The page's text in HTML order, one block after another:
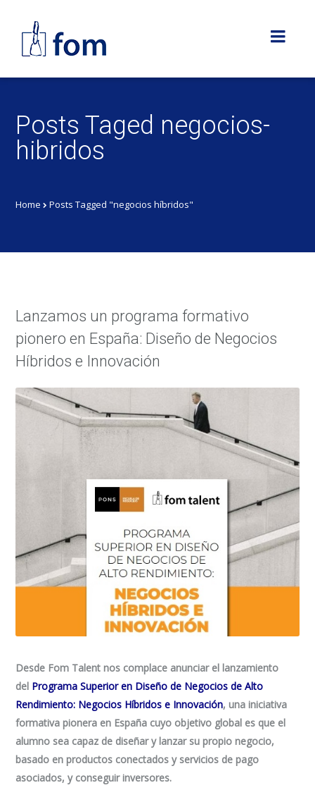
Posts Taged negocios-
hibridos
Home Posts Tagged "negocios híbridos"
Lanzamos un programa formativo
pionero en España: Diseño de Negocios
Híbridos e Innovación
Desde Fom Talent nos complace anunciar el lanzamiento
del Programa Superior en Diseño de Negocios de Alto
Rendimiento: Negocios Híbridos e Innovación, una iniciativa
formativa pionera en España cuyo objetivo global es que el
alumno sea capaz de diseñar y lanzar su propio negocio,
basado en productos conectados y servicios de pago
asociados, y conseguir inversores.